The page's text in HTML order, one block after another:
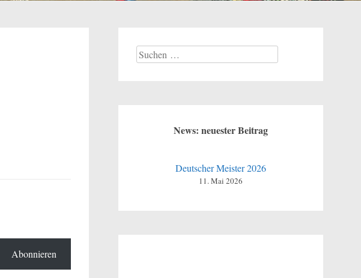
Abonnieren
Suchen
nach:
News: neuester Beitrag
Deutscher Meister 2026
11. Mai 2026